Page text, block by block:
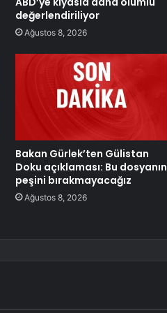
değerlendiriliyor
Ağustos 8, 2026
Bakan Gürlek’ten Gülistan
Doku açıklaması: Bu dosyanın
peşini bırakmayacağız
Ağustos 8, 2026